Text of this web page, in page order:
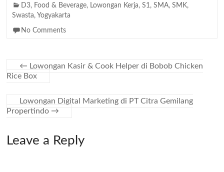
D3, Food & Beverage, Lowongan Kerja,S1,SMA,SMK,
Swasta, Yogyakarta
No Comments
← Lowongan Kasir & Cook Helper di Bobob Chicken
Rice Box
Lowongan Digital Marketing di PT Citra Gemilang
Propertindo →
Leave a Reply